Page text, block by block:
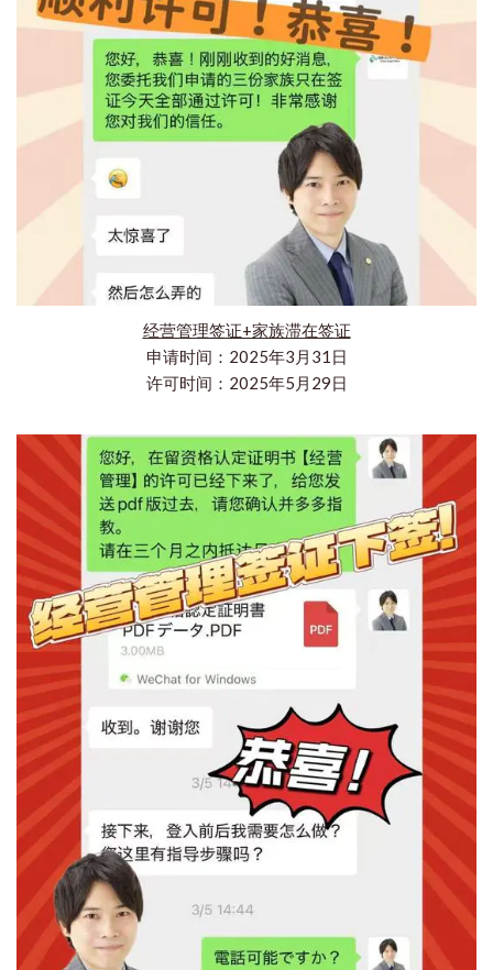
经营管理签证+家族滞在签证
申请时间：2025年3月31日
许可时间：2025年5月29日